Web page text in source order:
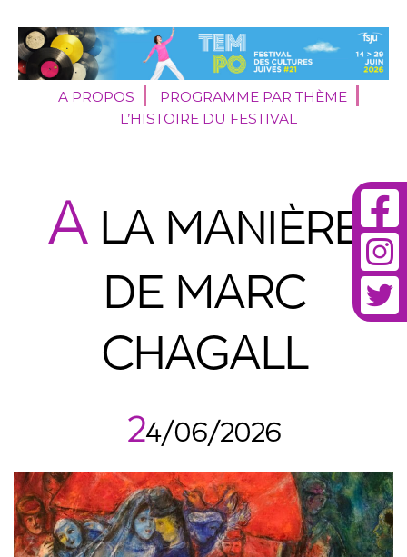
A PROPOS
PROGRAMME PAR THÈME
L’HISTOIRE DU FESTIVAL
ALA MANIÈRE
DE MARC
CHAGALL
24/06/2026